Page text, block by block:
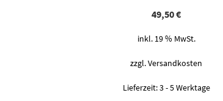
49,50€
inkl. 19 % MwSt.
zzgl.Versandkosten
Lieferzeit:3 - 5 Werktage